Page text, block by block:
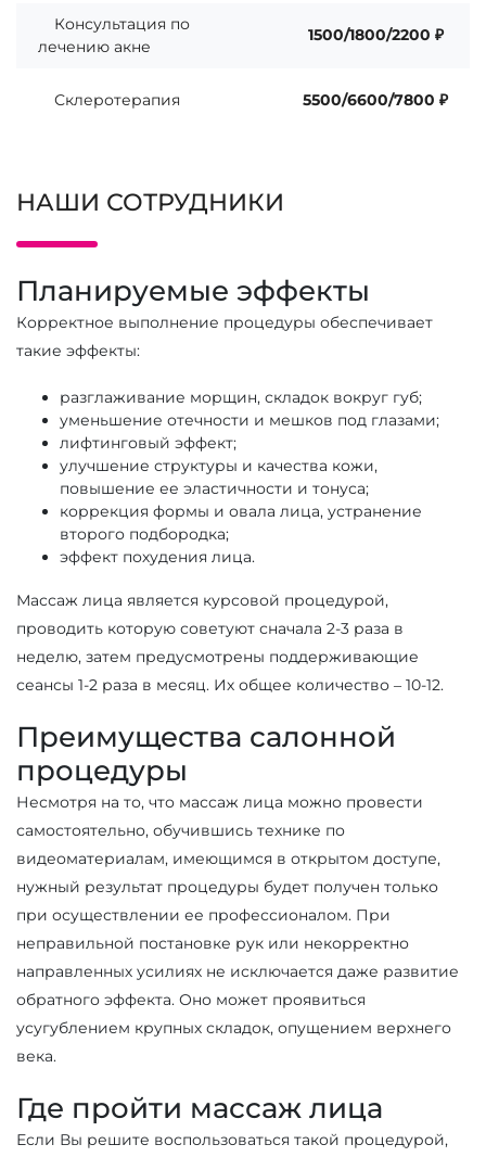
Консультация по
лечению акне
1500/1800/2200 ₽
Склеротерапия 5500/6600/7800 ₽
НАШИ СОТРУДНИКИ
Планируемые эффекты
Корректное выполнение процедуры обеспечивает
такие эффекты:
разглаживание морщин, складок вокруг губ;
уменьшение отечности и мешков под глазами;
лифтинговый эффект;
улучшение структуры и качества кожи,
повышение ее эластичности и тонуса;
коррекция формы и овала лица, устранение
второго подбородка;
эффект похудения лица.
Массаж лица является курсовой процедурой,
проводить которую советуют сначала 2-3 раза в
неделю, затем предусмотрены поддерживающие
сеансы 1-2 раза в месяц. Их общее количество – 10-12.
Преимущества салонной
процедуры
Несмотря на то, что массаж лица можно провести
самостоятельно, обучившись технике по
видеоматериалам, имеющимся в открытом доступе,
нужный результат процедуры будет получен только
при осуществлении ее профессионалом. При
неправильной постановке рук или некорректно
направленных усилиях не исключается даже развитие
обратного эффекта. Оно может проявиться
усугублением крупных складок, опущением верхнего
века.
Где пройти массаж лица
Если Вы решите воспользоваться такой процедурой,